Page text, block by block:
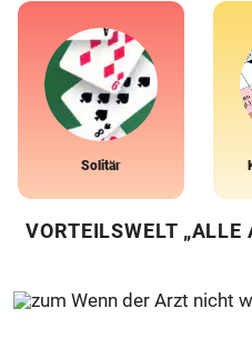
Solitär
VORTEILSWELT „ALLE